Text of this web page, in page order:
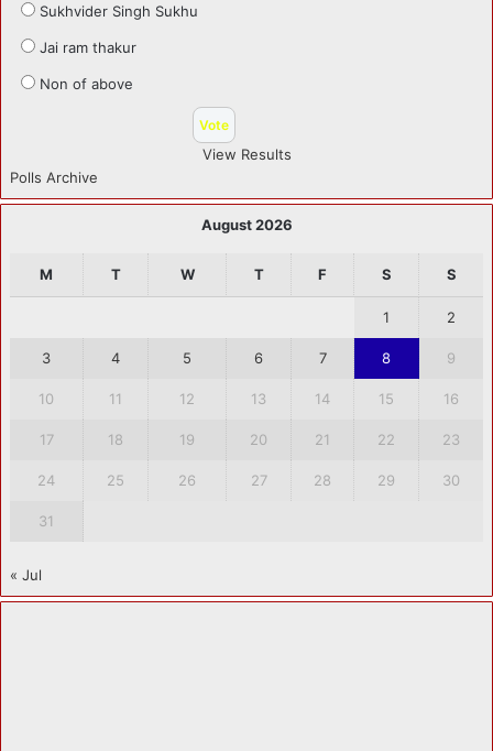
Sukhvider Singh Sukhu
Jai ram thakur
Non of above
View Results
Polls Archive
August 2026
M T W T F S S
1 2
3 4 5 6 7 8 9
10 11 12 13 14 15 16
17 18 19 20 21 22 23
24 25 26 27 28 29 30
31
« Jul